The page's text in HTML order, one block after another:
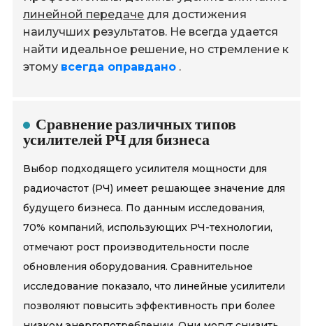
линейной передаче для достижения
наилучших результатов. Не всегда удается
найти идеальное решение, но стремление к
этому всегда оправдано .
Сравнение различных типов
усилителей РЧ для бизнеса
Выбор подходящего усилителя мощности для
радиочастот (РЧ) имеет решающее значение для
будущего бизнеса. По данным исследования,
70% компаний, использующих РЧ-технологии,
отмечают рост производительности после
обновления оборудования. Сравнительное
исследование показало, что линейные усилители
позволяют повысить эффективность при более